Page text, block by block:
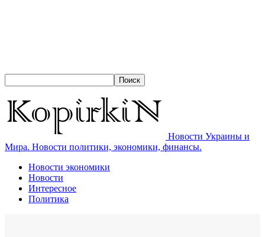
Новости Украины и
Мира. Новости политики, экономики, финансы.
Новости экономики
Новости
Интересное
Политика